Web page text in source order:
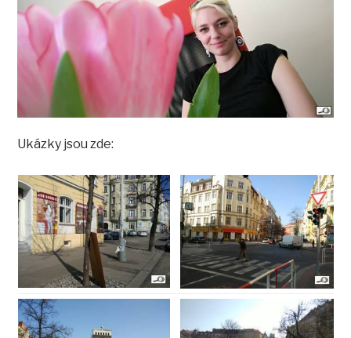
Ukázky jsou zde: